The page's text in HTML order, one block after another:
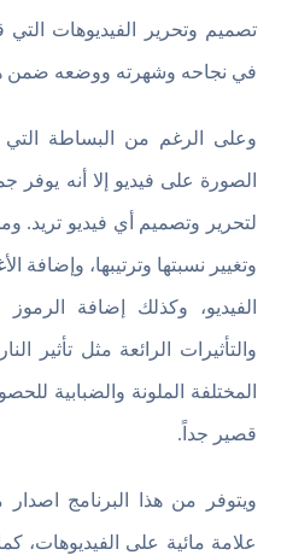
تصميم وتحرير الفيديوهات التي
في نجاحه وشهرته ووضعه ضمن
وعلى الرغم من البساطة التي
الصورة على فيديو إلا أنه يوفر
لتحرير وتصميم أي فيديو تريد.
وتغيير نسبتها وترتيبها،
الفيديو، وكذلك إضافة الرموز
والتأثيرات الرائعة مثل تأثير
المختلفة الملونة والضبابية
قصير جداً.
ويتوفر من هذا البرنامج
علامة مائية على الفيديوهات،